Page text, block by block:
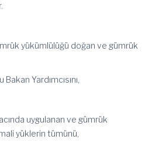
yükümlülüğü doğan ve gümrük
Yardımcısını,
uygulanan ve gümrük
yüklerin tümünü,